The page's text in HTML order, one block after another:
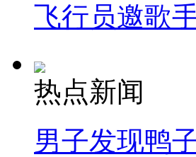
飞行员邀歌
热点新闻
男子发现鸭